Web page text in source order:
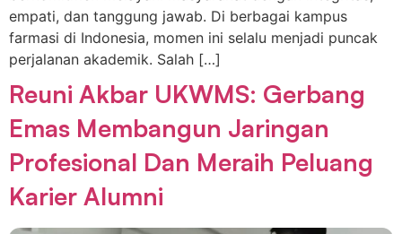
empati, dan tanggung jawab. Di berbagai kampus
farmasi di Indonesia, momen ini selalu menjadi puncak
perjalanan akademik. Salah […]
Reuni Akbar UKWMS: Gerbang
Emas Membangun Jaringan
Profesional Dan Meraih Peluang
Karier Alumni